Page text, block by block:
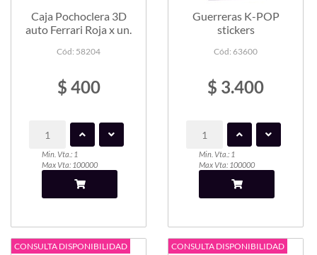
Caja Pochoclera 3D
auto Ferrari Roja x un.
Cód: 58204
$ 400
Min. Vta.: 1
Max Vta: 100000
Guerreras K-POP
stickers
Cód: 63600
$ 3.400
Min. Vta.: 1
Max Vta: 100000
CONSULTA DISPONIBILIDAD CONSULTA DISPONIBILIDAD